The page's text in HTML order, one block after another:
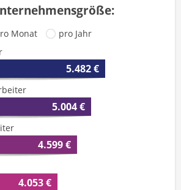
Monat
pro Jahr
5.482 €
5.004 €
4.599 €
4.053 €